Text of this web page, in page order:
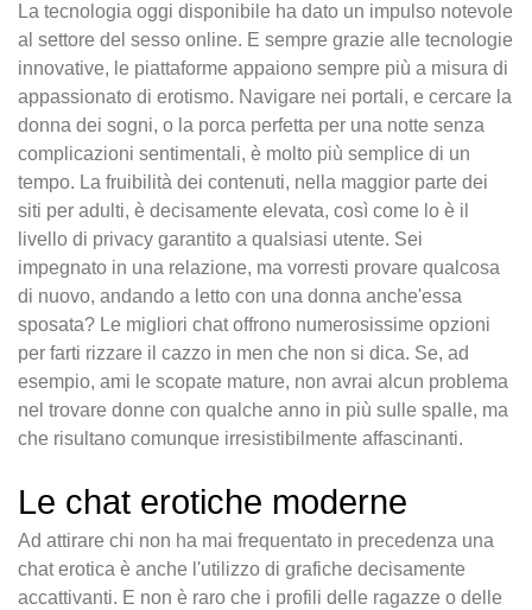
La tecnologia oggi disponibile ha dato un impulso notevole
al settore del sesso online. E sempre grazie alle tecnologie
innovative, le piattaforme appaiono sempre più a misura di
appassionato di erotismo. Navigare nei portali, e cercare la
donna dei sogni, o la porca perfetta per una notte senza
complicazioni sentimentali, è molto più semplice di un
tempo. La fruibilità dei contenuti, nella maggior parte dei
siti per adulti, è decisamente elevata, così come lo è il
livello di privacy garantito a qualsiasi utente. Sei
impegnato in una relazione, ma vorresti provare qualcosa
di nuovo, andando a letto con una donna anche'essa
sposata? Le migliori chat offrono numerosissime opzioni
per farti rizzare il cazzo in men che non si dica. Se, ad
esempio, ami le scopate mature, non avrai alcun problema
nel trovare donne con qualche anno in più sulle spalle, ma
che risultano comunque irresistibilmente affascinanti.
Le chat erotiche moderne
Ad attirare chi non ha mai frequentato in precedenza una
chat erotica è anche l'utilizzo di grafiche decisamente
accattivanti. E non è raro che i profili delle ragazze o delle